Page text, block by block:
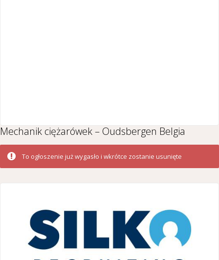
Mechanik ciężarówek – Oudsbergen Belgia
To ogłoszenie już wygasło i wkrótce zostanie usunięte